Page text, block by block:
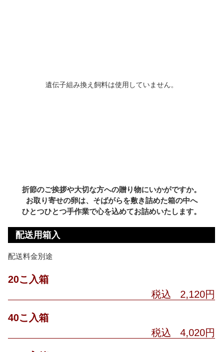
遺伝子組み換え飼料は使用していません。
折節のご挨拶や大切な方への贈り物にいかがですか。
お取り寄せの卵は、そばがらを敷き詰めた箱の中へ
ひとつひとつ手作業で心を込めてお詰めいたします。
配送用箱入
配送料金別途
20こ入箱
税込 2,120円
40こ入箱
税込 4,020円